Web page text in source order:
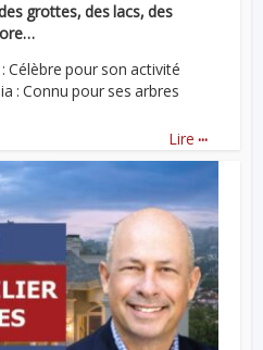
grottes, des lacs, des
Célèbre pour son activité
: Connu pour ses arbres
Lire ...